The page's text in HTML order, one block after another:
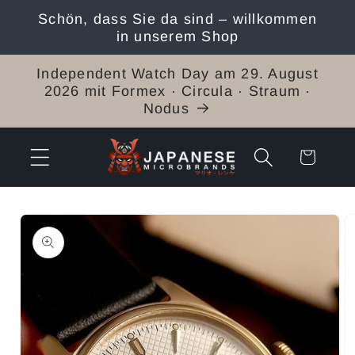
zum
Schön, dass Sie da sind – willkommen
in unserem Shop
Independent Watch Day am 29. August
2026 mit Formex · Circula · Straum ·
Nodus
Warenkorb